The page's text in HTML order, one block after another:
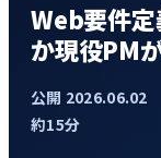
Web要件
か現役PM
公開
約15分